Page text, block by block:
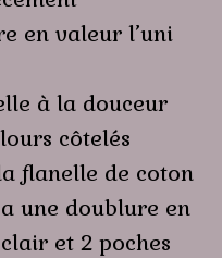
en valeur l’uni
à la douceur
côtelés
flanelle de coton
une doublure en
et 2 poches